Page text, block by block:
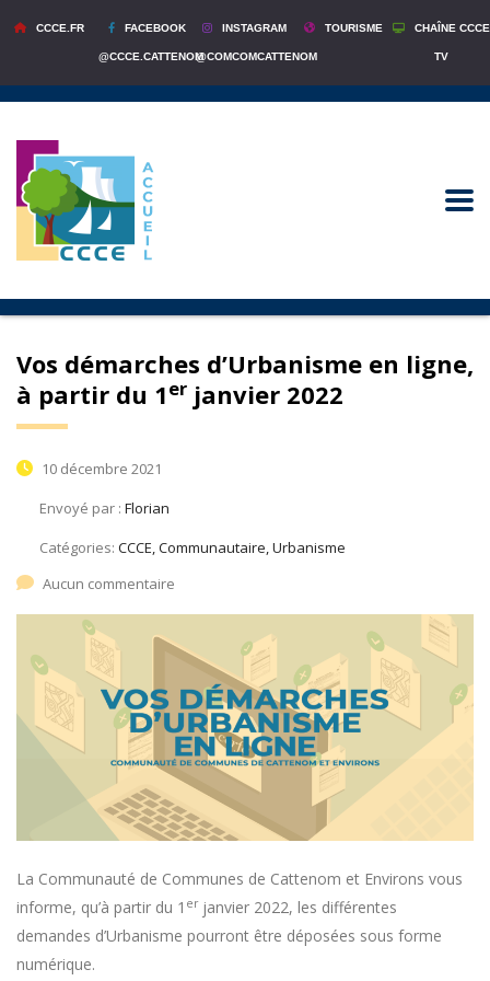
CCCE.FR FACEBOOK
@CCCE.CATTENOM
INSTAGRAM
@COMCOMCATTENOM
TOURISME CHAÎNE CCCE
TV
Vos démarches d’Urbanisme en ligne,
à partir du 1er janvier 2022
10 décembre 2021
Envoyé par : Florian
Catégories: CCCE, Communautaire, Urbanisme
Aucun commentaire
La Communauté de Communes de Cattenom et Environs vous
informe, qu’à partir du 1 erjanvier 2022, les différentes
demandes d’Urbanisme pourront être déposées sous forme
numérique.